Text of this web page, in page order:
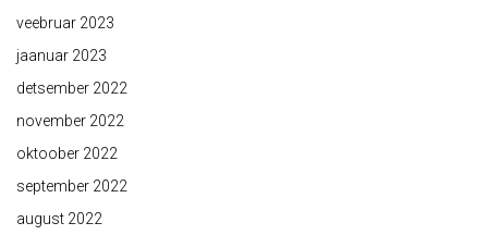
veebruar 2023
jaanuar 2023
detsember 2022
november 2022
oktoober 2022
september 2022
august 2022